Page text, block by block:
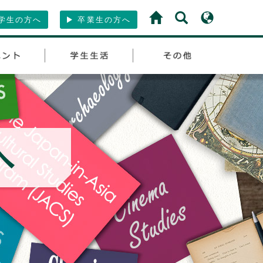
生の方へ 卒業生の方へ